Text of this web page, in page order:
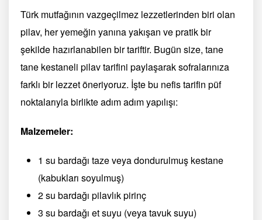
Türk mutfağının vazgeçilmez lezzetlerinden biri olan
pilav, her yemeğin yanına yakışan ve pratik bir
şekilde hazırlanabilen bir tariftir. Bugün size, tane
tane kestaneli pilav tarifini paylaşarak sofralarınıza
farklı bir lezzet öneriyoruz. İşte bu nefis tarifin püf
noktalarıyla birlikte adım adım yapılışı:
Malzemeler:
1 su bardağı taze veya dondurulmuş kestane
(kabukları soyulmuş)
2 su bardağı pilavlık pirinç
3 su bardağı et suyu (veya tavuk suyu)